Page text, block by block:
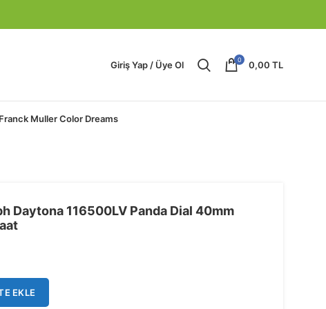
Giriş Yap / Üye Ol 0 0,00 TL
Franck Muller Color Dreams
Daytona 116500LV Panda Dial 40mm
EKLE